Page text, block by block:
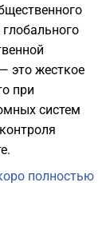
это жесткое
при
систем
полностью